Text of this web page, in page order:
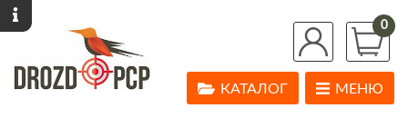
0
МЕНЮ
КАТАЛОГ